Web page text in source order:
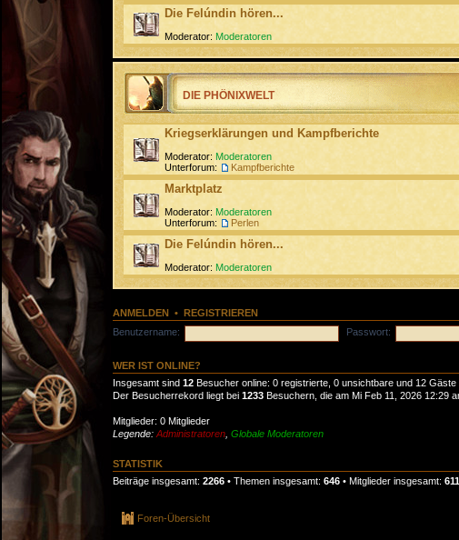
Die Felúndin hören...
Moderator: Moderatoren
DIE PHÖNIXWELT
Kriegserklärungen und Kampfberichte
Moderator: Moderatoren
Unterforum:
Kampfberichte
Marktplatz
Moderator: Moderatoren
Unterforum:
Perlen
Die Felúndin hören...
Moderator: Moderatoren
ANMELDEN • REGISTRIEREN
Benutzername:
Passwort:
WER IST ONLINE?
Insgesamt sind 12 Besucher online: 0 registrierte, 0 unsichtbare und 12
Der Besucherrekord liegt bei 1233 Besuchern, die am Mi Feb 11, 2026 12:29
Mitglieder: 0 Mitglieder
Legende: Administratoren Globale Moderatoren
STATISTIK
Beiträge insgesamt: 2266 • Themen insgesamt: 646 • Mitglieder insgesamt:
Foren-Übersicht